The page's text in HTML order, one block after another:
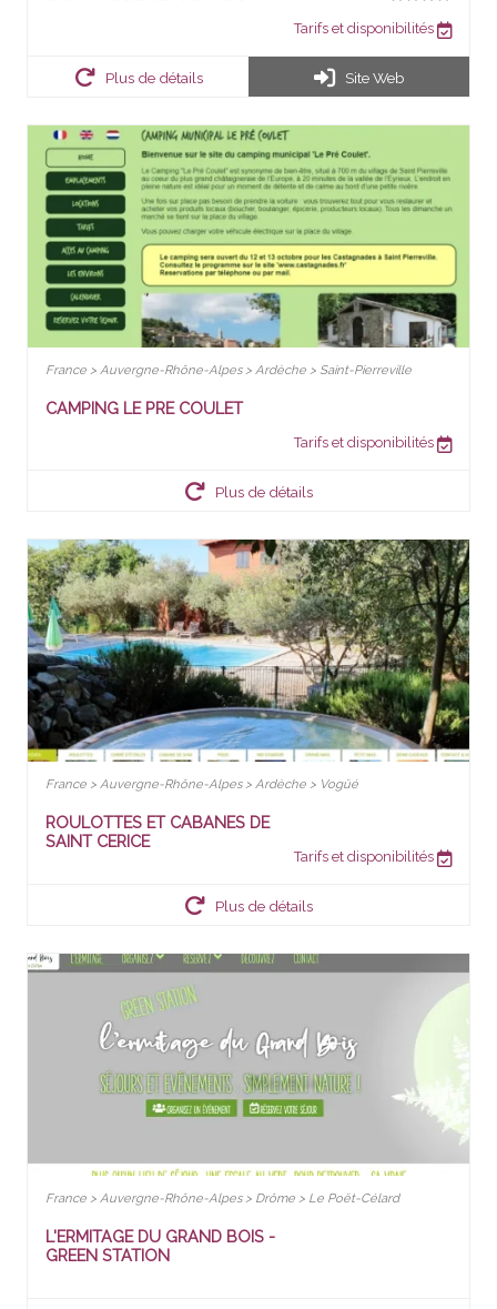
Tarifs et disponibilités
Plus de détails Site Web
France > Auvergne-Rhône-Alpes > Ardèche > Saint-Pierreville
CAMPING LE PRE COULET
Tarifs et disponibilités
Plus de détails
France > Auvergne-Rhône-Alpes > Ardèche > Vogüé
ROULOTTES ET CABANES DE
SAINT CERICE
Tarifs et disponibilités
Plus de détails
France > Auvergne-Rhône-Alpes > Drôme > Le Poët-Célard
L'ERMITAGE DU GRAND BOIS -
GREEN STATION